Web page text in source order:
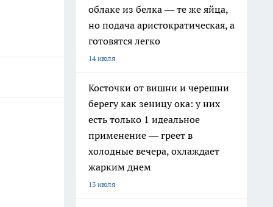
облаке из белка — те же яйца,
но подача аристократическая, а
готовятся легко
14 июля
Косточки от вишни и черешни
берегу как зеницу ока: у них
есть только 1 идеальное
применение — греет в
холодные вечера, охлаждает
жарким днем
13 июля